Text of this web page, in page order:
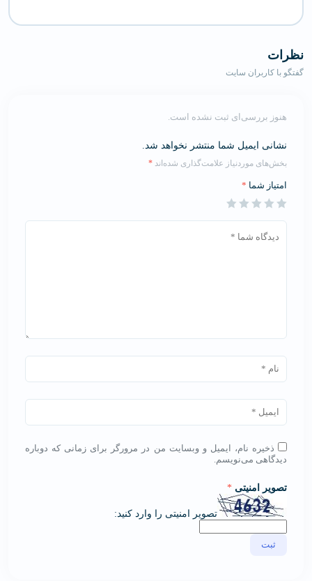
نظرات
گفتگو با کاربران سایت
هنوز بررسی‌ای ثبت نشده است.
نشانی ایمیل شما منتشر نخواهد شد.
بخش‌های موردنیاز علامت‌گذاری شده‌اند *
امتیاز شما *
ذخیره نام، ایمیل و وبسایت من در مرورگر برای زمانی که دوباره
دیدگاهی می‌نویسم.
تصویر امنیتی *
تصویر امنیتی را وارد کنید: